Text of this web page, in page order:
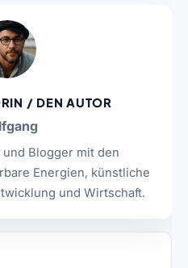
/ DEN AUTOR
Blogger mit den
Energien, künstliche
und Wirtschaft.